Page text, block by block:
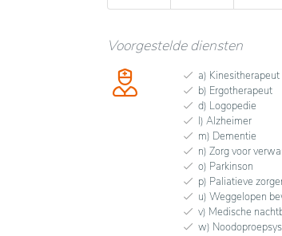
Voorgestelde diensten
a) Kinesitherapeut
b) Ergotherapeut
d) Logopedie
l) Alzheimer
m) Dementie
n) Zorg voor
o) Parkinson
p) Paliatieve
u) Weggelopen
v) Medische
w)